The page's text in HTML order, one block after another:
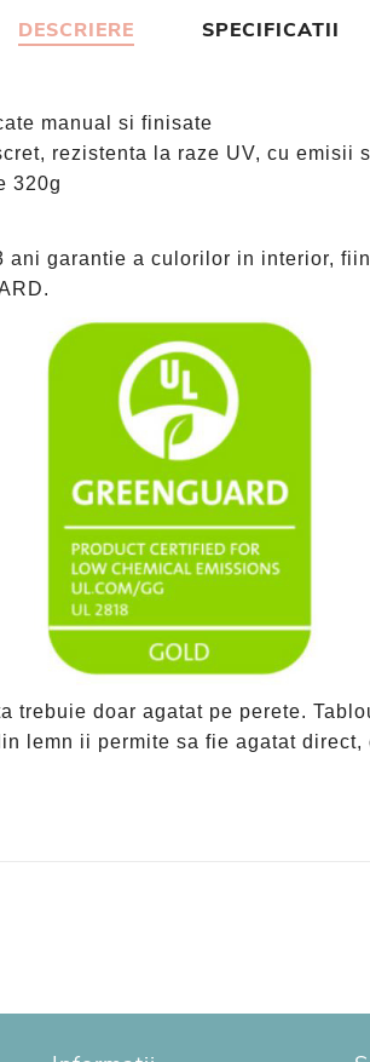
DESCRIERE SPECIFICATII
manual si finisate
rezistenta la raze UV, cu emisii
320g
garantie a culorilor in interior,
trebuie doar agatat pe perete.
lemn ii permite sa fie agatat